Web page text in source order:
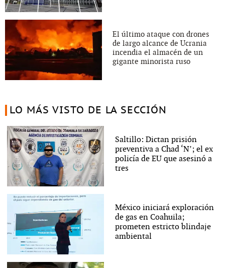
El último ataque con drones
de largo alcance de Ucrania
incendia el almacén de un
gigante minorista ruso
LO MÁS VISTO DE LA SECCIÓN
Saltillo: Dictan prisión
preventiva a Chad ‘N’; el ex
policía de EU que asesinó a
tres
México iniciará exploración
de gas en Coahuila;
prometen estricto blindaje
ambiental